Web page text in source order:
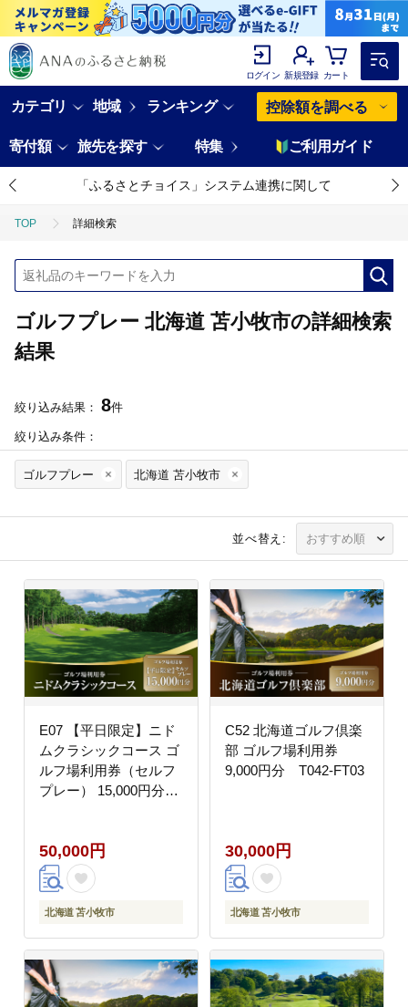
ログイン 新規登録 カート
カテゴリ 地域 ランキング 控除額を調べる
寄付額 旅先を探す 特集 ご利用ガイド
「ふるさとチョイス」システム連携に関して
TOP 詳細検索
ゴルフプレー 北海道 苫小牧市の詳細検索
結果
絞り込み結果： 8件
絞り込み条件：
ゴルフプレー 北海道 苫小牧市
並べ替え:
E07 【平日限定】ニド
ムクラシックコース ゴ
ルフ場利用券（セルフ
プレー） 15,000円分
50,000円
北海道 苫小牧市
C52 北海道ゴルフ倶楽
部 ゴルフ場利用券
9,000円分 T042-FT03
30,000円
北海道 苫小牧市